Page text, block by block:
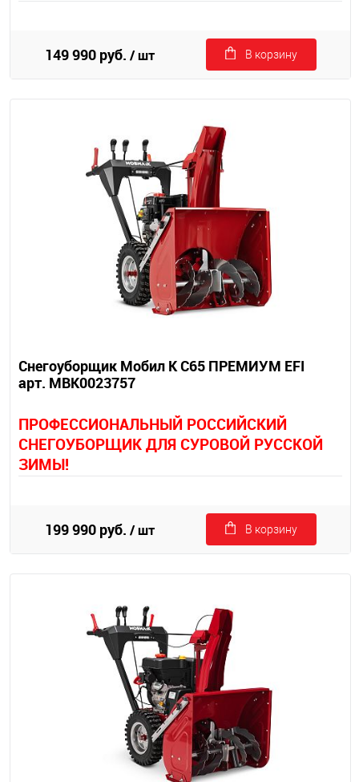
149 990 руб. / шт В корзину
Снегоуборщик Мобил К С65 ПРЕМИУМ EFI
арт. MBK0023757
ПРОФЕССИОНАЛЬНЫЙ РОССИЙСКИЙ
СНЕГОУБОРЩИК ДЛЯ СУРОВОЙ РУССКОЙ
ЗИМЫ!
199 990 руб. / шт В корзину